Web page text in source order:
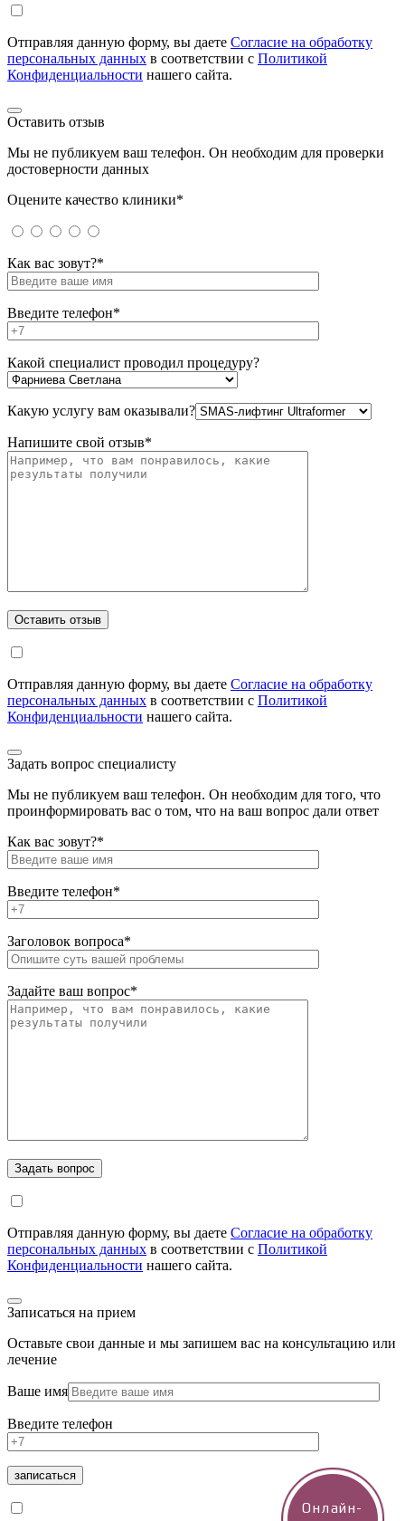
Отправляя данную форму, вы даете Согласие на обработку
персональных данных в соответствии с Политикой
Конфиденциальности нашего сайта.
Оставить отзыв
Мы не публикуем ваш телефон. Он необходим для проверки
достоверности данных
Оцените качество клиники*
Как вас зовут?*
Введите телефон*
Какой специалист проводил процедуру?
Какую услугу вам оказывали?
Напишите свой отзыв*
Оставить отзыв
Отправляя данную форму, вы даете Согласие на обработку
персональных данных в соответствии с Политикой
Конфиденциальности нашего сайта.
Задать вопрос специалисту
Мы не публикуем ваш телефон. Он необходим для того, что
проинформировать вас о том, что на ваш вопрос дали ответ
Как вас зовут?*
Введите телефон*
Заголовок вопроса*
Задайте ваш вопрос*
Отправляя данную форму, вы даете Согласие на обработку
персональных данных в соответствии с Политикой
Конфиденциальности нашего сайта.
Записаться на прием
Оставьте свои данные и мы запишем вас на консультацию или
лечение
Ваше имя
Введите телефон
Онлайн-